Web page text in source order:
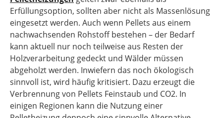
Erfüllungsoption, sollten aber nicht als Massenlösung
eingesetzt werden. Auch wenn Pellets aus einem
nachwachsenden Rohstoff bestehen – der Bedarf
kann aktuell nur noch teilweise aus Resten der
Holzverarbeitung gedeckt und Wälder müssen
abgeholzt werden. Inwiefern das noch ökologisch
sinnvoll ist, wird häufig kritisiert. Dazu erzeugt die
Verbrennung von Pellets Feinstaub und CO2. In
einigen Regionen kann die Nutzung einer